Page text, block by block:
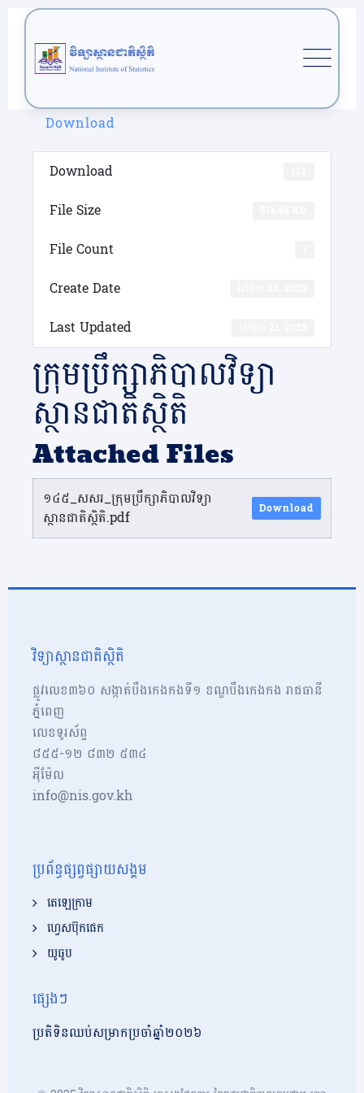
Skip
content
Download
Download
File Size
File Count
Create Date
Last Updated
ក្រុមប្រឹក្សាភិបាលវិទ្យា
ស្ថានជាតិស្ថិតិ
Attached Files
១៤៥_សសរ_ក្រុមប្រឹក្សាភិបាលវិទ្យា
ស្ថានជាតិស្ថិតិ.pdf
Download
វិទ្យាស្ថានជាតិស្ថិតិ
ផ្លូវលេខ៣៦០ សង្កាត់បឹងកេងកងទី១ ខណ្ឌបឹងកេងកង រាជធានី
ភ្នំពេញ
លេខទូរស័ព្ទ
៨៥៥-១២​​ ៨៣២ ៥៣៤
អុីម៉ែល
info@nis.gov.kh
ប្រព័ន្ធផ្សព្វផ្សាយសង្គម
តេឡេក្រាម
ហ្វេសប៊ុកផេក
យូធូប
ផ្សេងៗ
ប្រតិទិនឈប់សម្រាកប្រចាំឆ្នាំ២០២៦